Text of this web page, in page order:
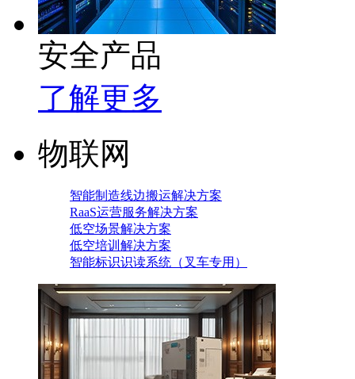
安全产品
了解更多
物联网
智能制造线边搬运解决方案
RaaS运营服务解决方案
低空场景解决方案
低空培训解决方案
智能标识识读系统（叉车专用）